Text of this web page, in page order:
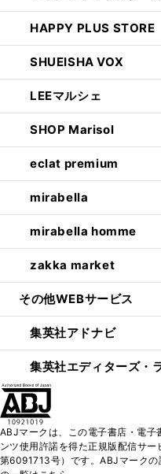
HAPPY PLUS STORE
SHUEISHA VOX
LEEマルシェ
SHOP Marisol
eclat premium
mirabella
mirabella homme
zakka market
その他WEBサービス
集英社アドナビ
集英社エディターズ・
ABJマークは、この電子書店・電子
ンツ使用許諾を得た正規版配信サ
第6091713号）です。ABJマーク